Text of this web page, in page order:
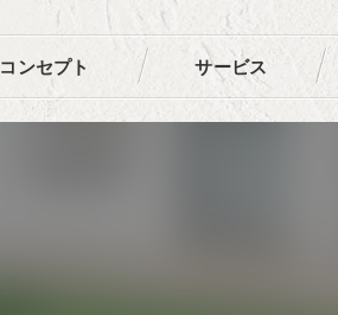
コンセプト サービス